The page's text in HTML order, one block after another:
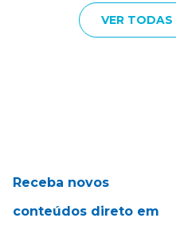
VER
Receba novos
conteúdos direto em